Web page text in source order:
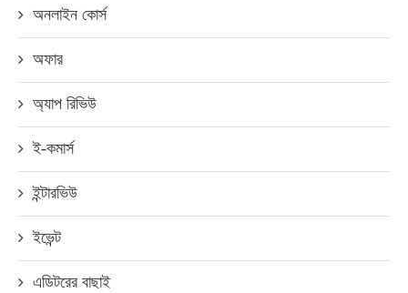
অনলাইন কোর্স
অফার
অ্যাপ রিভিউ
ই-কমার্স
ইন্টারভিউ
ইভেন্ট
এডিটরের বাছাই